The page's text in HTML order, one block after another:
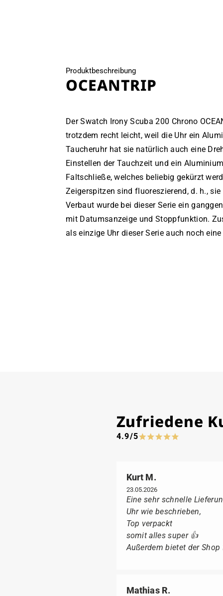
Produktbeschreibung
OCEANTRIP
Der Swatch Irony Scuba 200 Chrono
trotzdem recht leicht, weil die Uhr ein
Taucheruhr hat sie natürlich auch eine
Einstellen der Tauchzeit und ein
Faltschließe, welches beliebig gekürzt
Zeigerspitzen sind fluoreszierend, d. h.,
Verbaut wurde bei dieser Serie ein
mit Datumsanzeige und Stoppfunktion.
als einzige Uhr dieser Serie auch noch
Zufriedene
4.9/5
Kurt M.
23.05.2026
Eine sehr schnelle
Uhr wie beschrieben,
Top verpackt
somit alles super 👍
Außerdem bietet der
Mathias R.